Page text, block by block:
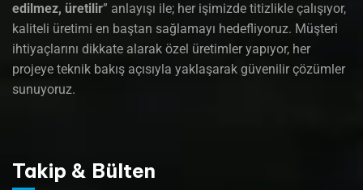
edilmez, üretilir” anlayışı ile; her işimizde titizlikle çalışıyor,
kaliteli üretimi en baştan sağlamayı hedefliyoruz. Müşteri
ihtiyaçlarını dikkate alarak özel üretimler yapıyor, her
projeye teknik bakış açısıyla yaklaşarak güvenilir çözümler
sunuyoruz.
Takip & Bülten